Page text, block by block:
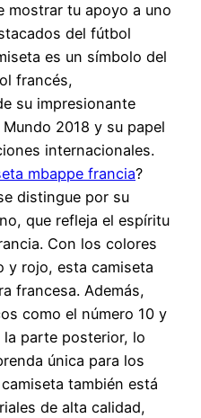
mostrar tu apoyo a uno
del fútbol
es un símbolo del
francés,
su impresionante
2018 y su papel
internacionales.
mbappe francia?
distingue por su
que refleja el espíritu
Con los colores
y rojo, esta camiseta
francesa. Además,
como el número 10 y
parte posterior, lo
única para los
también está
de alta calidad,